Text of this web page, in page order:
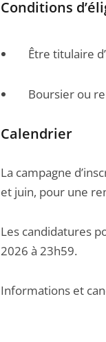
Conditions
Être titulaire
Boursier ou
Calendrier
La campagne
et juin, pour une
Les candidatures
2026 à 23h59.
Informations et